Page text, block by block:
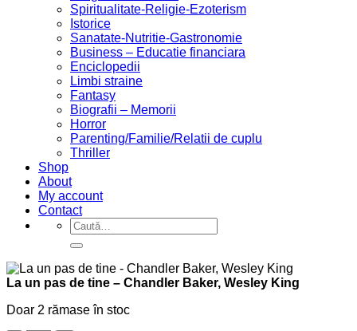
Spiritualitate-Religie-Ezoterism
Istorice
Sanatate-Nutritie-Gastronomie
Business – Educatie financiara
Enciclopedii
Limbi straine
Fantasy
Biografii – Memorii
Horror
Parenting/Familie/Relatii de cuplu
Thriller
Shop
About
My account
Contact
Caută
după:
La un pas de tine – Chandler Baker, Wesley King
Doar 2 rămase în stoc